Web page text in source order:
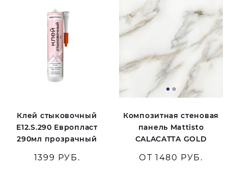
Клей стыковочный
E12.S.290 Европласт
290мл прозрачный
1399 РУБ.
Композитная стеновая
панель Mattisto
CALACATTA GOLD
ОТ 1480 РУБ.